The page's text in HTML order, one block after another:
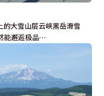
的大雪山层云峡黑岳滑雪
能邂逅极品…